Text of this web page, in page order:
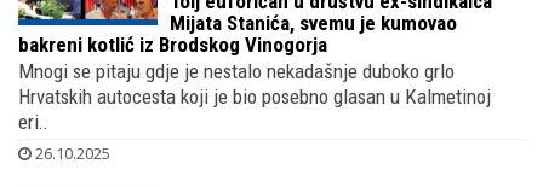
Saznali smo zašto je moćni pater Ivan
Tolj euforičan u društvu ex-sindikalca
Mijata Stanića, svemu je kumovao
bakreni kotlić iz Brodskog Vinogorja
Mnogi se pitaju gdje je nestalo nekadašnje duboko grlo
Hrvatskih autocesta koji je bio posebno glasan u Kalmetinoj
eri..